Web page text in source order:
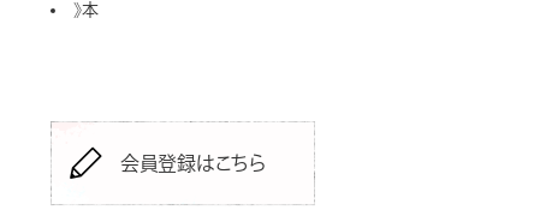
》本
会員登録はこちら